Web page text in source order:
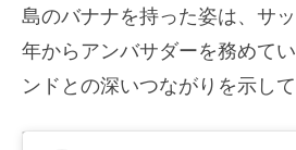
島のバナナを持った姿は、サ
年からアンバサダーを務めて
ンドとの深いつながりを示して